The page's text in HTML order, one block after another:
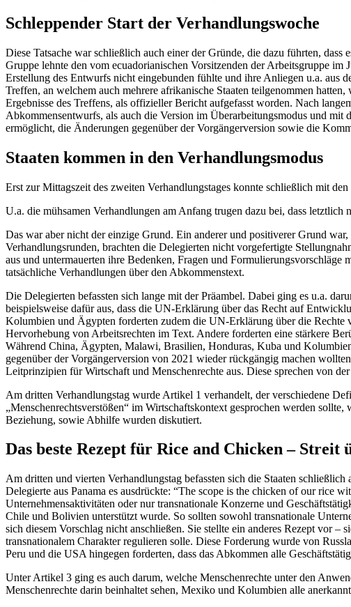
Schleppender Start der Verhandlungswoche
Diese Tatsache war schließlich auch einer der Gründe, die dazu führten,
Gruppe lehnte den vom ecuadorianischen Vorsitzenden der Arbeitsgruppe
Erstellung des Entwurfs nicht eingebunden fühlte und ihre Anliegen u.a. aus
Treffen, an welchem auch mehrere afrikanische Staaten teilgenommen
Ergebnisse des Treffens, als offizieller Bericht aufgefasst worden. Nach
Abkommensentwurfs, als auch die Version im Überarbeitungsmodus und
ermöglicht, die Änderungen gegenüber der Vorgängerversion sowie die
Staaten kommen in den Verhandlungsmodus
Erst zur Mittagszeit des zweiten Verhandlungstages konnte schließlich mit
U.a. die mühsamen Verhandlungen am Anfang trugen dazu bei, dass
Das war aber nicht der einzige Grund. Ein anderer und positiverer Grund
Verhandlungsrunden, brachten die Delegierten nicht vorgefertigte
aus und untermauerten ihre Bedenken, Fragen und
tatsächliche Verhandlungen über den Abkommenstext.
Die Delegierten befassten sich lange mit der Präambel. Dabei ging es u.a.
beispielsweise dafür aus, dass die UN-Erklärung über das Recht auf
Kolumbien und Ägypten forderten zudem die UN-Erklärung über die
Hervorhebung von Arbeitsrechten im Text. Andere forderten eine stärkere
Während China, Ägypten, Malawi, Brasilien, Honduras, Kuba und
gegenüber der Vorgängerversion von 2021 wieder rückgängig machen
Leitprinzipien für Wirtschaft und Menschenrechte aus. Diese sprechen von
Am dritten Verhandlungstag wurde Artikel 1 verhandelt, der verschiedene
„Menschenrechtsverstößen“ im Wirtschaftskontext gesprochen werden
Beziehung, sowie Abhilfe wurden diskutiert.
Das beste Rezept für Rice and Chicken – Streit
Am dritten und vierten Verhandlungstag befassten sich die Staaten
Delegierte aus Panama es ausdrückte: “The scope is the chicken of our rice
Unternehmensaktivitäten oder nur transnationale Konzerne und
Chile und Bolivien unterstützt wurde. So sollten sowohl transnationale
sich diesem Vorschlag nicht anschließen. Sie stellte ein anderes Rezept vor
transnationalem Charakter regulieren solle. Diese Forderung wurde von
Peru und die USA hingegen forderten, dass das Abkommen alle
Unter Artikel 3 ging es auch darum, welche Menschenrechte unter den
Menschenrechte darin beinhaltet sehen, Mexiko und Kolumbien alle